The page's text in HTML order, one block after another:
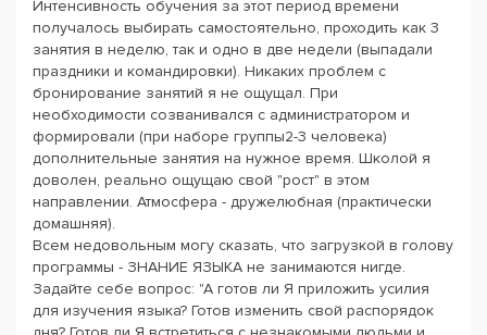
Интенсивность обучения за этот период времени
получалось выбирать самостоятельно, проходить как 3
занятия в неделю, так и одно в две недели (выпадали
праздники и командировки). Никаких проблем с
бронирование занятий я не ощущал. При
необходимости созванивался с администратором и
формировали (при наборе группы2-3 человека)
дополнительные занятия на нужное время. Школой я
доволен, реально ощущаю свой "рост" в этом
направлении. Атмосфера - дружелюбная (практически
домашняя).
Всем недовольным могу сказать, что загрузкой в голову
программы - ЗНАНИЕ ЯЗЫКА не занимаются нигде.
Задайте себе вопрос: "А готов ли Я приложить усилия
для изучения языка? Готов изменить свой распорядок